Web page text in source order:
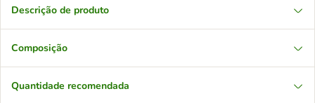
Descrição de produto
Composição
Quantidade recomendada